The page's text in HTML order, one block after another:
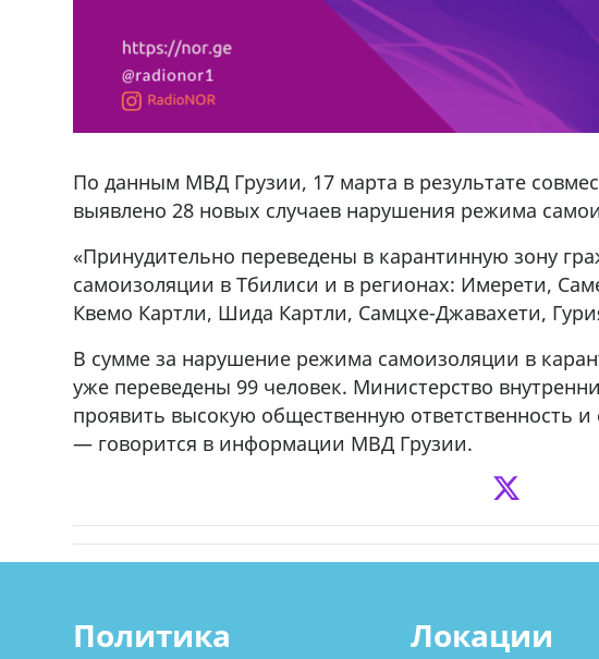
По данным МВД Грузии, 17 марта в результате
выявлено 28 новых случаев нарушения режима
«Принудительно переведены в карантинную зону
самоизоляции в Тбилиси и в регионах: Имерети,
Квемо Картли, Шида Картли, Самцхе-Джавахети,
В сумме за нарушение режима самоизоляции в
уже переведены 99 человек. Министерство
проявить высокую общественную ответственность
— говорится в информации МВД Грузии.
30 57
Продается соль оптом и в розницу в
Политика Локации